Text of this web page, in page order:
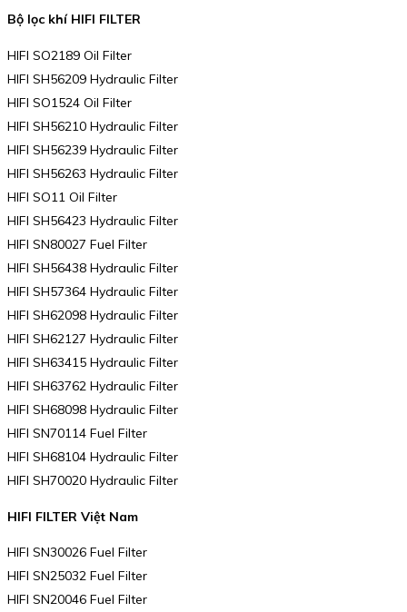
Bộ lọc khí HIFI FILTER
HIFI SO2189 Oil Filter
HIFI SH56209 Hydraulic Filter
HIFI SO1524 Oil Filter
HIFI SH56210 Hydraulic Filter
HIFI SH56239 Hydraulic Filter
HIFI SH56263 Hydraulic Filter
HIFI SO11 Oil Filter
HIFI SH56423 Hydraulic Filter
HIFI SN80027 Fuel Filter
HIFI SH56438 Hydraulic Filter
HIFI SH57364 Hydraulic Filter
HIFI SH62098 Hydraulic Filter
HIFI SH62127 Hydraulic Filter
HIFI SH63415 Hydraulic Filter
HIFI SH63762 Hydraulic Filter
HIFI SH68098 Hydraulic Filter
HIFI SN70114 Fuel Filter
HIFI SH68104 Hydraulic Filter
HIFI SH70020 Hydraulic Filter
HIFI FILTER Việt Nam
HIFI SN30026 Fuel Filter
HIFI SN25032 Fuel Filter
HIFI SN20046 Fuel Filter